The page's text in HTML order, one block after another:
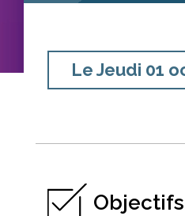
LeJeudi 01
Objectifs